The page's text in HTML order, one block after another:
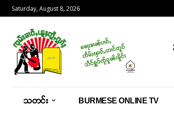
Saturday, August 8, 2026
သတင်း BURMESE ONLINE TV